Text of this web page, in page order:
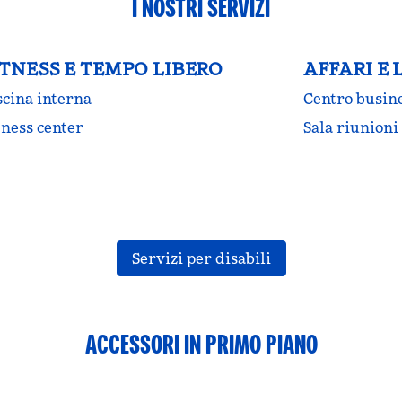
I NOSTRI SERVIZI
E TEMPO LIBERO
interna
center
AFFARI E
Centro
Sala riunioni
Servizi per disabili
ACCESSORI IN PRIMO PIANO